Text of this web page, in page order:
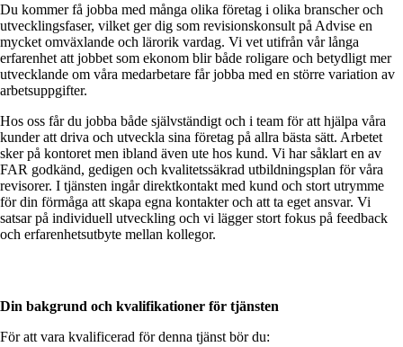
Du kommer få jobba med många olika företag i olika branscher och
utvecklingsfaser, vilket ger dig som revisionskonsult på Advise en
mycket omväxlande och lärorik vardag. Vi vet utifrån vår långa
erfarenhet att jobbet som ekonom blir både roligare och betydligt mer
utvecklande om våra medarbetare får jobba med en större variation av
arbetsuppgifter.
Hos oss får du jobba både självständigt och i team för att hjälpa våra
kunder att driva och utveckla sina företag på allra bästa sätt. Arbetet
sker på kontoret men ibland även ute hos kund. Vi har såklart en av
FAR godkänd, gedigen och kvalitetssäkrad utbildningsplan för våra
revisorer. I tjänsten ingår direktkontakt med kund och stort utrymme
för din förmåga att skapa egna kontakter och att ta eget ansvar. Vi
satsar på individuell utveckling och vi lägger stort fokus på feedback
och erfarenhetsutbyte mellan kollegor.
Din bakgrund och kvalifikationer för tjänsten
För att vara kvalificerad för denna tjänst bör du: